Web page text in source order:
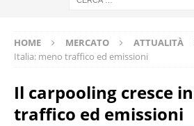
HOME MERCATO ATTUALITÀ
Italia: meno traffico ed emissioni
Il carpooling cresce
traffico ed emissioni